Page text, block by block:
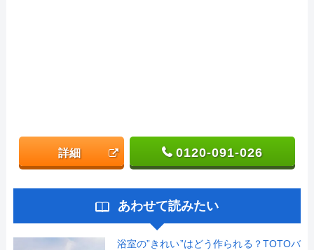
詳細 0120-091-026
あわせて読みたい
浴室の”きれい”はどう作られる？TOTOバ